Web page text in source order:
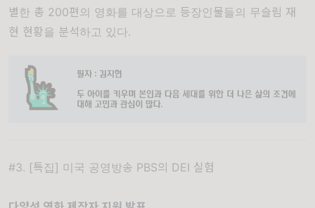
별한 총 200편의 영화를 대상으로 등장인물들의 무슬림 재
현 현황을 분석하고 있다.
#3. [특집] 미국 공영방송 PBS의 DEI 실험